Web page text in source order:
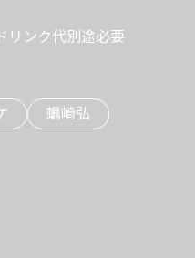
リンク代別途必要
蠣崎弘